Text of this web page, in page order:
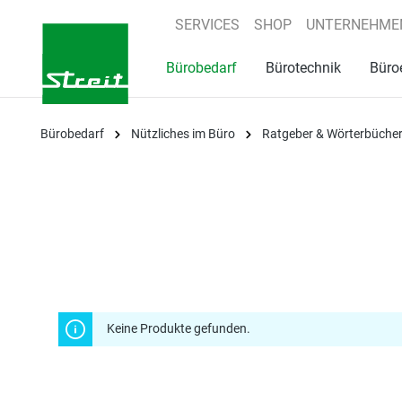
Zur Hauptnavigation springen
SERVICES SHOP
Bürobedarf Bürotechnik
Bürobedarf Nützliches im Büro Ratgeber & Wörterbücher
Keine Produkte gefunden.